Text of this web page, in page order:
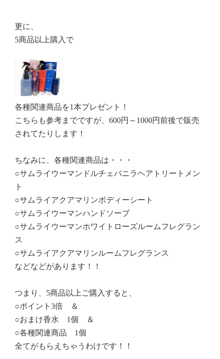
更に、
5商品以上購入で
各種関連商品を1本プレゼント！
こちらも参考までですが、600円～1000円前後で販売
されてたりします！
ちなみに、各種関連商品は・・・
○サムライウーマンドルチェバニラヘアトリートメン
ト
○サムライアクアマリンボディーシート
○サムライウーマンハンドソープ
○サムライウーマンホワイトローズルームフレグラン
ス
○サムライアクアマリンルームフレグランス
などなどがあります！！
つまり、5商品以上ご購入すると、
○ポイント3倍 ＆
○おまけ香水 1個 ＆
○各種関連商品 1個
全てがもらえちゃうわけです！！